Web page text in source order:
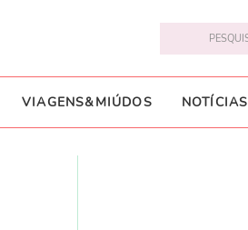
VIAGENS&MIÚDOS NOTÍCIAS